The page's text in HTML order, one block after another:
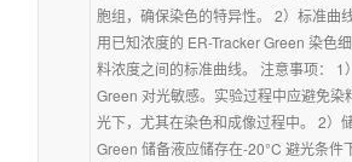
胞组，确保染色的特异性。 2）标准曲
用已知浓度的 ER-Tracker Green 染色
料浓度之间的标准曲线。 注意事项： 1
Green 对光敏感。实验过程中应避免染
光下，尤其在染色和成像过程中。 2）
Green 储备液应储存在-20°C 避光条件